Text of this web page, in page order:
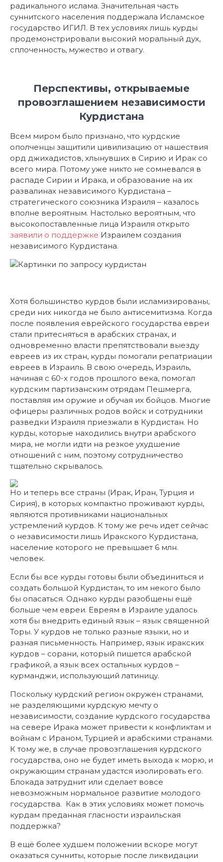
радикального ислама. Значительная часть
суннитского населения поддержала Исламское
государство ИГИЛ. В тех условиях лишь курды
продемонстрировали высокий моральный дух,
сплоченность, мужество и отвагу.
Перспективы, открываемые
провозглашением независимости
Курдистана
Всем миром было признано, что курдские
ополченцы защитили цивилизацию от нашествия
орд джихадистов, хлынувших в Сирию и Ирак со
всего мира. Потому уже никто не сомневался в
распаде Сирии и Ирака, и образование на их
развалинах независимого Курдистана –
стратегического союзника Израиля – казалось
вполне вероятным. Настолько вероятным, что
высокопоставленные лица Израиля открыто
заявили о поддержке Израилем создания
независимого Курдистана.
Хотя большинство курдов были исламизированы,
среди них никогда не было антисемитизма. Когда
после появления еврейского государства евреи
стали притесняться в арабских странах, и
одновременно власти препятствовали выезду
евреев из их стран, курды помогали репатриации
евреев в Израиль. В свою очередь, Израиль,
начиная с 60-х годов прошлого века, помогал
курдским партизанским отрядам Пешмерга,
поставляя им оружие и обучая их бойцов. Многие
офицеры различных родов войск и сотрудники
разведки Израиля приезжали в Курдистан. Но
курды, которые находились внутри арабского
мира, не могли идти на резкое ухудшение
отношений с ним, поэтому сотрудничество
тщательно скрывалось.
Но и теперь все страны (Ирак, Иран, Турция и
Сирия), в которых компактно проживают курды,
являются противниками национальных
устремлений курдов. К тому же речь идет сейчас
о независимости лишь Иракского Курдистана,
население которого не превышает 6 млн.
человек.
Если бы все курды готовы были объединиться и
создать большой Курдистан, то им некого было
бы опасаться. Однако курды разобщены ещё
больше чем евреи. Евреям в Израиле удалось
хотя бы внедрить единый язык – язык священной
Торы. У курдов не только разные языки, но и
разная письменность. Например, язык иракских
курдов – сорани, который пишется арабской
графикой, а язык всех остальных курдов –
курманджи, использующий латиницу.
Поскольку курдский регион окружен странами,
не разделяющими курдскую мечту о
независимости, создание курдского государства
на севере Ирака может привести к конфликтам и
войнам с Ираном, Турцией и арабскими странами.
К тому же, в случае провозглашения курдского
государства, оно не будет иметь выхода к морю, и
окружающим странам удастся изолировать его.
Блокада затруднит или сделает вовсе
невозможным нормальное развитие молодого
государства. Как в этих условиях может помочь
курдам преданная гласности израильская
поддержка?
В ещё более худшем положении вскоре могут
оказаться сунниты, которые после ликвидации